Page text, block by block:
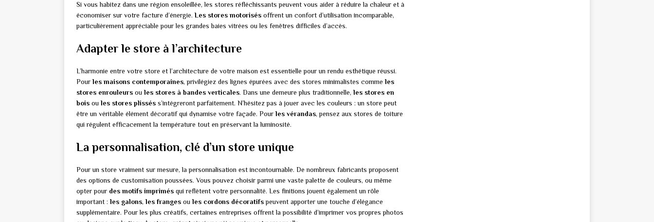
Si vous habitez dans une région ensoleillée, les stores réfléchissants peuvent vous aider à réduire la chaleur et à
économiser sur votre facture d’énergie.Les stores motorisés offrent un confort d’utilisation incomparable,
particulièrement appréciable pour les grandes baies vitrées ou les fenêtres difficiles d’accès.
Adapter le store à l’architecture
L’harmonie entre votre store et l’architecture de votre maison est essentielle pour un rendu esthétique réussi.
Pour les maisons contemporaines, privilégiez des lignes épurées avec des stores minimalistes comme les
stores enrouleurs ou les stores à bandes verticales. Dans une demeure plus traditionnelle, les stores en
bois ou les stores plissés s’intégreront parfaitement. N’hésitez pas à jouer avec les couleurs : un store peut
être un véritable élément décoratif qui dynamise votre façade. Pour les vérandas, pensez aux stores de toiture
qui régulent efficacement la température tout en préservant la luminosité.
La personnalisation, clé d’un store unique
Pour un store vraiment sur mesure, la personnalisation est incontournable. De nombreux fabricants proposent
des options de customisation poussées. Vous pouvez choisir parmi une vaste palette de couleurs, ou même
opter pour des motifs imprimés qui reflètent votre personnalité. Les finitions jouent également un rôle
important : les galons, les franges ou les cordons décoratifspeuvent apporter une touche d’élégance
supplémentaire. Pour les plus créatifs, certaines entreprises offrent la possibilité d’imprimer vos propres photos